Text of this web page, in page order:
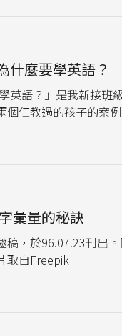
什麼要學英語？
英語？」是我新接班
任教過的孩子的案
彙量的秘訣
，於96.07.23刊出
取自Freepik